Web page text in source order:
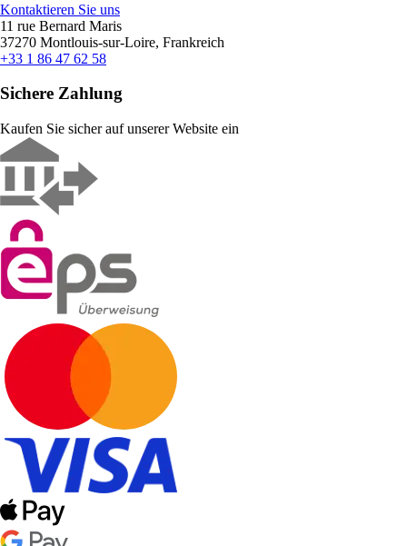
Kontaktieren Sie uns
11 rue Bernard Maris
37270 Montlouis-sur-Loire, Frankreich
+33 1 86 47 62 58
Sichere Zahlung
Kaufen Sie sicher auf unserer Website ein